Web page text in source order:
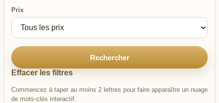
Prix
Rechercher
Effacer les filtres
Commencez à taper au moins 2 lettres pour faire apparaître un nuage
de mots-clés interactif.